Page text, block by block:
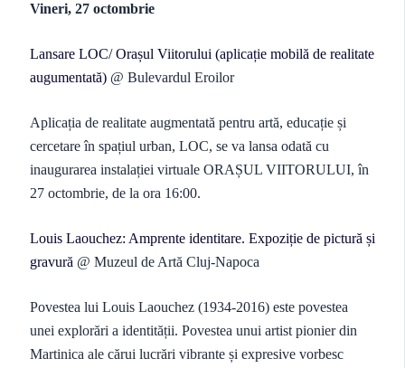
Vineri, 27 octombrie
Lansare LOC/ Orașul Viitorului (aplicație mobilă de realitate
augumentată)@ Bulevardul Eroilor
Aplicația de realitate augmentată pentru artă, educație și
cercetare în spațiul urban, LOC, se va lansa odată cu
inaugurarea instalației virtuale ORAȘUL VIITORULUI, în
27 octombrie, de la ora 16:00.
Louis Laouchez: Amprente identitare. Expoziție de pictură și
gravură @ Muzeul de Artă Cluj-Napoca
Povestea lui Louis Laouchez (1934-2016) este povestea
unei explorări a identității. Povestea unui artist pionier din
Martinica ale cărui lucrări vibrante și expresive vorbesc